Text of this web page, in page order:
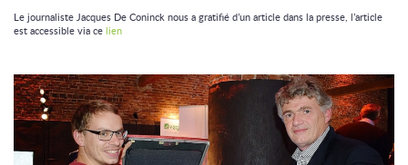
Le journaliste Jacques De Coninck nous a gratifié d’un article dans la presse, l’article
est accessible via ce lien